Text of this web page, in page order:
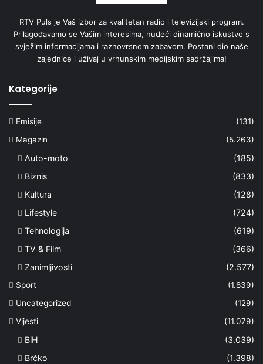
RTV Puls je Vaš izbor za kvalitetan radio i televizijski program.
Prilagođavamo se Vašim interesima, nudeći dinamično iskustvo s
svježim informacijama i raznovrsnom zabavom. Postani dio naše
zajednice i uživaj u vrhunskim medijskim sadržajima!
Kategorije
Emisije
(131)
Magazin
(5.263)
Auto-moto
(185)
Biznis
(833)
Kultura
(128)
Lifestyle
(724)
Tehnologija
(619)
TV & Film
(366)
Zanimljivosti
(2.577)
Sport
(1.839)
Uncategorized
(129)
Vijesti
(11.079)
BiH
(3.039)
Brčko
(1.398)